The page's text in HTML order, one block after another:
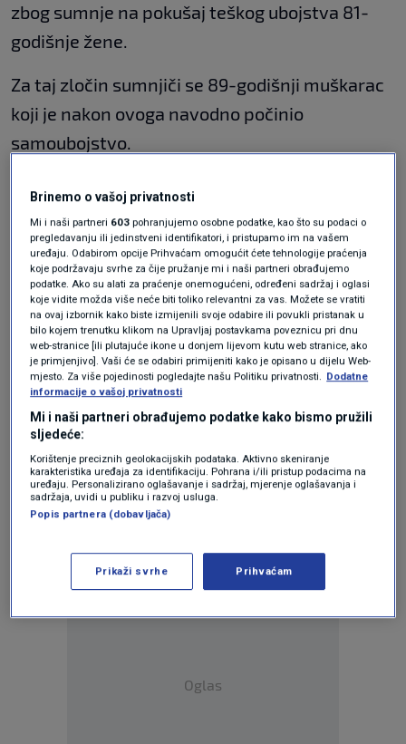
zbog sumnje na pokušaj teškog ubojstva 81-
godišnje žene.
Za taj zločin sumnjiči se 89-godišnji muškarac
koji je nakon ovoga navodno počinio
samoubojstvo.
Ozljeđenoj ženi pružena je liječnička pomoć u
Općoj bolnici dr. Anđelko Višić u Bjelovaru.
Nakon očevida policija će objaviti više
informacija o ovom slučaju.
Trump: Razgovarat ću sa Zelenskim i
Putinom
SVIJET 17. svi.
FOTO, VIDEO / Ovako izgleda dan
državnosti u Norveškoj
Teme
Oglas
Brinemo o vašoj privatnosti
Mi i naši partneri 603 pohranjujemo osobne podatke, kao što su podaci o
pregledavanju ili jedinstveni identifikatori, i pristupamo im na vašem
uređaju. Odabirom opcije Prihvaćam omogućit ćete tehnologije praćenja
koje podržavaju svrhe za čije pružanje mi i naši partneri obrađujemo
podatke. Ako su alati za praćenje onemogućeni, određeni sadržaj i oglasi
koje vidite možda više neće biti toliko relevantni za vas. Možete se vratiti
na ovaj izbornik kako biste izmijenili svoje odabire ili povukli pristanak u
bilo kojem trenutku klikom na Upravljaj postavkama poveznicu pri dnu
web-stranice [ili plutajuće ikone u donjem lijevom kutu web stranice, ako
je primjenjivo]. Vaši će se odabiri primijeniti kako je opisano u dijelu Web-
mjesto. Za više pojedinosti pogledajte našu Politiku privatnosti.
Dodatne
informacije o vašoj privatnosti
Mi i naši partneri obrađujemo podatke kako bismo pružili
sljedeće:
Korištenje preciznih geolokacijskih podataka. Aktivno skeniranje
karakteristika uređaja za identifikaciju. Pohrana i/ili pristup podacima na
uređaju. Personalizirano oglašavanje i sadržaj, mjerenje oglašavanja i
sadržaja, uvidi u publiku i razvoj usluga.
Popis partnera (dobavljača)
Prikaži svrhe Prihvaćam